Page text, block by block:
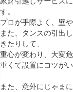
す。
プロが手際よく、壁
また、タンスの引出
きたりして、
重心が変わり、大変危
重くて設置にコツが
また、意外にじゃま